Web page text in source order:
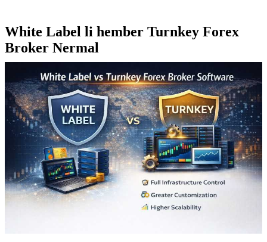
White Label li hember Turnkey Forex
Broker Nermal